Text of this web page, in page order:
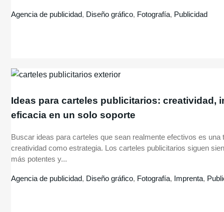
Agencia de publicidad, Diseño gráfico, Fotografía, Publicidad
Ideas para carteles publicitarios: creatividad,
eficacia en un solo soporte
Buscar ideas para carteles que sean realmente efectivos es una
creatividad como estrategia. Los carteles publicitarios siguen
más potentes y...
Agencia de publicidad, Diseño gráfico, Fotografía, Imprenta,